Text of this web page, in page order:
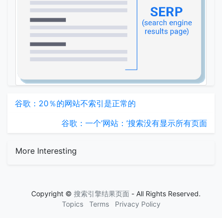
谷歌：20％的网站不索引是正常的
谷歌：一个’网站：’搜索没有显示所有页面
More Interesting
Copyright © 搜索引擎结果页面 - All Rights Reserved.
Topics
Terms Privacy Policy